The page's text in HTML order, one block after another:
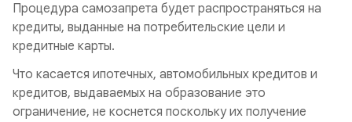
Процедура самозапрета будет распространяться на
кредиты, выданные на потребительские цели и
кредитные карты.
Что касается ипотечных, автомобильных кредитов и
кредитов, выдаваемых на образование это
ограничение, не коснется поскольку их получение